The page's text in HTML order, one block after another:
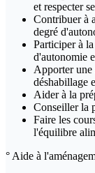
et respecter
Contribuer à
degré
Participer à
d'autonomie
Apporter une
déshabillage
Aider à la
Conseiller la
Faire les
l'équilibre
° Aide à